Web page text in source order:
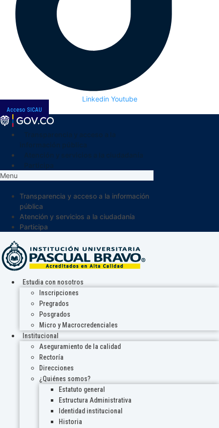
Linkedin Youtube
Acceso SICAU
Menu
Transparencia y acceso a la información
pública
Atención y servicios a la ciudadanía
Participa
Estudia con nosotros
Inscripciones
Pregrados
Posgrados
Micro y Macrocredenciales
Institucional
Aseguramiento de la calidad
Rectoría
Direcciones
¿Quiénes somos?
Estatuto general
Estructura Administrativa
Identidad institucional
Historia